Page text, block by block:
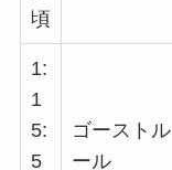
頃
1:
1
5:
5
ゴーストル
ール